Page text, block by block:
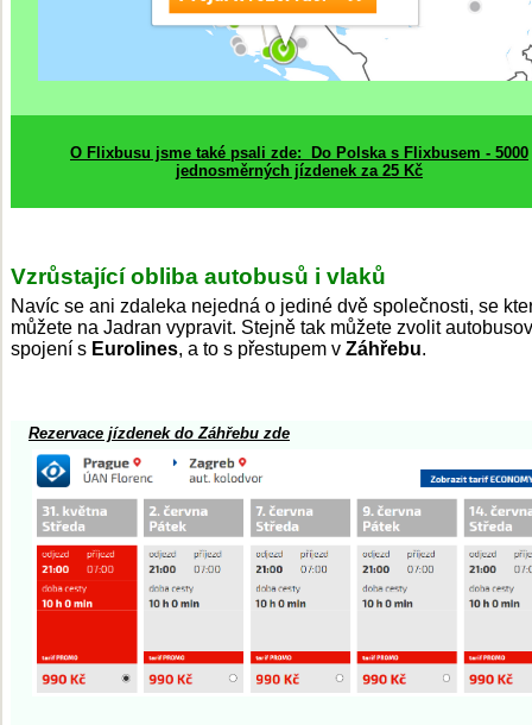
O Flixbusu jsme také psali zde: Do Polska s Flixbusem - 5000
jednosměrných jízdenek za 25 Kč
Vzrůstající obliba autobusů i vlaků
Navíc se ani zdaleka nejedná o jediné dvě společnosti, se
můžete na Jadran vypravit. Stejně tak můžete zvolit
spojení s Eurolines, a to s přestupem v Záhřebu.
Rezervace jízdenek do Záhřebu zde